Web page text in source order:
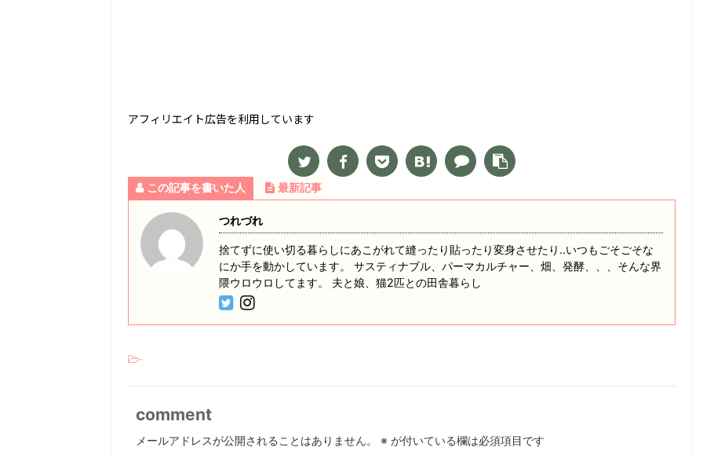
アフィリエイト広告を利用しています
この記事を書いた人 最新記事
つれづれ
捨てずに使い切る暮らしにあこがれて縫ったり貼ったり変身させたり‥いつもごそごそな
にか手を動かしています。 サスティナブル、パーマカルチャー、畑、発酵、、、そんな界
隈ウロウロしてます。 夫と娘、猫2匹との田舎暮らし
-
comment
メールアドレスが公開されることはありません。 ※ が付いている欄は必須項目です